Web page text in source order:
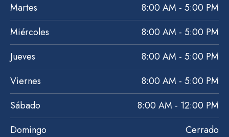
Martes
8:00 AM - 5:00 PM
Miércoles
8:00 AM - 5:00 PM
Jueves
8:00 AM - 5:00 PM
Viernes
8:00 AM - 5:00 PM
Sábado
8:00 AM - 12:00 PM
Domingo
Cerrado